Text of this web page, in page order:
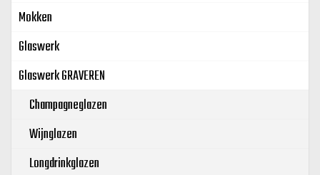
Mokken
Glaswerk
Glaswerk GRAVEREN
Champagneglazen
Wijnglazen
Longdrinkglazen